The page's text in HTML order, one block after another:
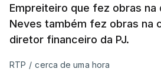
Empreiteiro que fez obras na
Neves também fez obras na
diretor financeiro da PJ.
RTP / cerca de uma hora